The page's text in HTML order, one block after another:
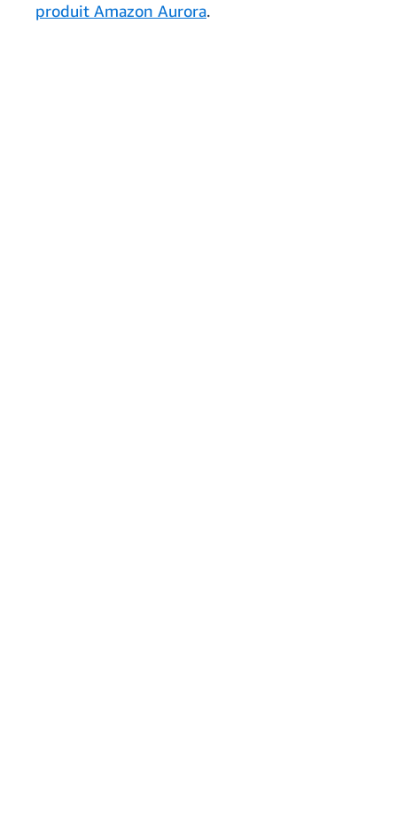
produit Amazon Aurora.